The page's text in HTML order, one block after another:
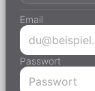
Email
Passwort